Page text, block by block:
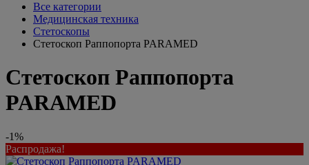
Все категории
Медицинская техника
Стетоскопы
Стетоскоп Раппопорта PARAMED
Стетоскоп Раппопорта
PARAMED
-1%
Распродажа!